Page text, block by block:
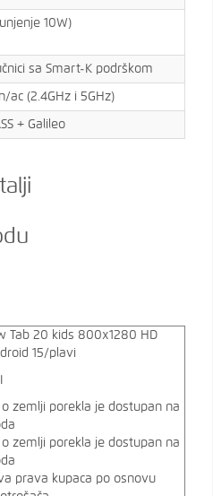
10W)
sa Smart-K podrškom
ac (2.4GHz i 5GHz)
+ Galileo
Tab 20 kids 800x1280 HD
15/plavi
zemlji porekla je dostupan na
zemlji porekla je dostupan na
prava kupaca po osnovu